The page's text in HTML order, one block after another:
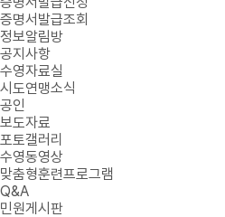
증명서발급조회
정보알림방
공지사항
수영자료실
시도연맹소식
공인
보도자료
포토갤러리
수영동영상
맞춤형훈련프로그램
Q&A
민원게시판